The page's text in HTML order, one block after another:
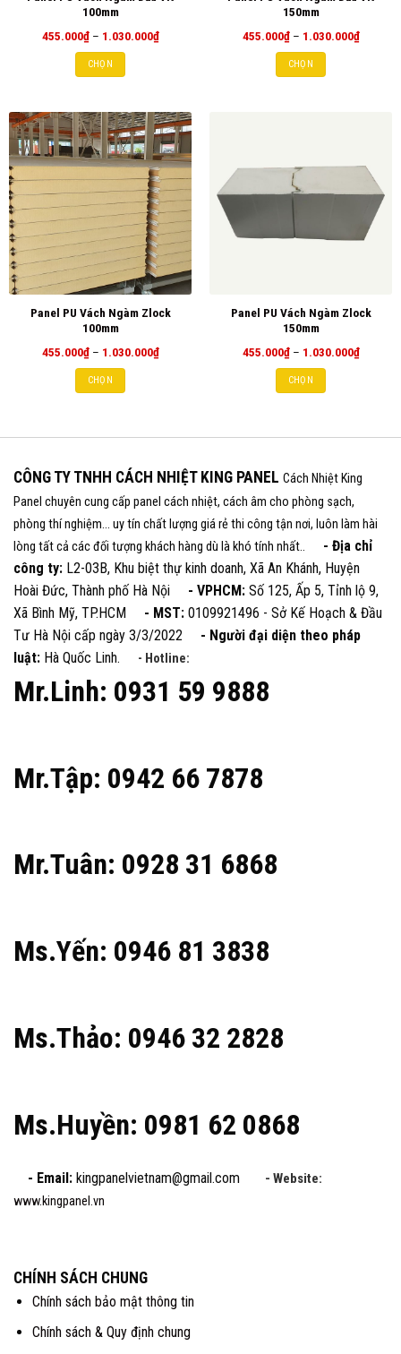
100mm
455.000₫ – 1.030.000₫Khoảng
giá:
CHỌN
150mm
455.000₫ – 1.030.000₫Khoảng
giá:
CHỌN
Panel PU Vách Ngàm Zlock
100mm
455.000₫ – 1.030.000₫Khoảng
giá:
CHỌN
Panel PU Vách Ngàm Zlock
150mm
455.000₫ – 1.030.000₫Khoảng
giá:
CHỌN
CÔNG TY TNHH CÁCH NHIỆT KING PANEL Cách Nhiệt King
Panel chuyên cung cấp panel cách nhiệt, cách âm cho phòng sạch,
phòng thí nghiệm... uy tín chất lượng giá rẻ thi công tận nơi, luôn làm hài
lòng tất cả các đối tượng khách hàng dù là khó tính nhất..
- Địa chỉ
công ty: L2-03B, Khu biệt thự kinh doanh, Xã An Khánh, Huyện
Hoài Đức, Thành phố Hà Nội - VPHCM: Số 125, Ấp 5, Tỉnh lộ 9,
Xã Bình Mỹ, TP.HCM - MST: 0109921496 - Sở Kế Hoạch & Đầu
Tư Hà Nội cấp ngày 3/3/2022 - Người đại diện theo pháp
luật: Hà Quốc Linh. - Hotline:
Mr.Linh: 0931 59 9888
Mr.Tập: 0942 66 7878
Mr.Tuân: 0928 31 6868
Ms.Yến: 0946 81 3838
Ms.Thảo: 0946 32 2828
Ms.Huyền: 0981 62 0868
- Email: kingpanelvietnam@gmail.com - Website:
www.kingpanel.vn
CHÍNH SÁCH CHUNG
Chính sách bảo mật thông tin
Chính sách & Quy định chung